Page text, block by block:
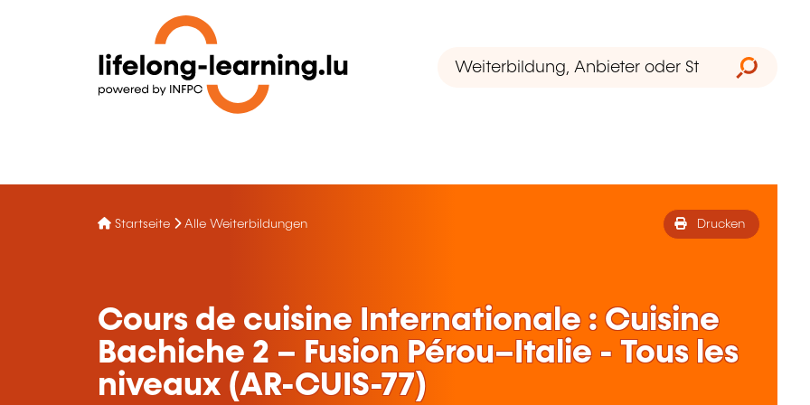
Startseite Alle Weiterbildungen Drucken
Cours de cuisine Internationale : Cuisine
Bachiche 2 – Fusion Pérou–Italie - Tous les
niveaux (AR-CUIS-77)